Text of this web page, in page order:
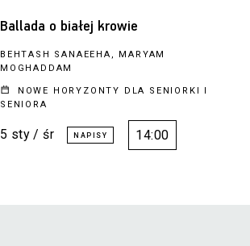
Ballada o białej krowie
BEHTASH SANAEEHA, MARYAM
MOGHADDAM
NOWE HORYZONTY DLA SENIORKI I
SENIORA
5 sty / śr 14:00